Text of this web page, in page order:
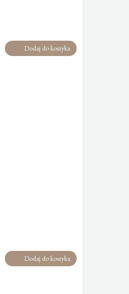
Dodaj do koszyka
Dodaj do koszyka